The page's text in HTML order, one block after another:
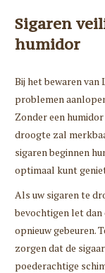
Sigaren
humidor
Bij het bewaren
problemen
Zonder een
droogte zal
sigaren beginnen
optimaal kunt
Als uw sigaren te
bevochtigen let dan
opnieuw gebeuren.
zorgen dat de
poederachtige